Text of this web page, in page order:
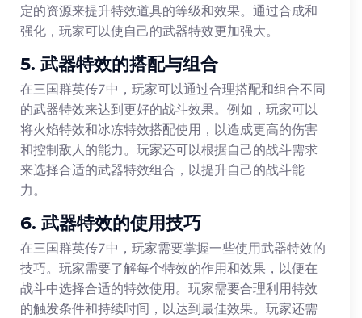
定的资源来提升特效道具的等级和效果。通过合成和
强化，玩家可以使自己的武器特效更加强大。
5. 武器特效的搭配与组合
在三国群英传7中，玩家可以通过合理搭配和组合不同
的武器特效来达到更好的战斗效果。例如，玩家可以
将火焰特效和冰冻特效搭配使用，以造成更高的伤害
和控制敌人的能力。玩家还可以根据自己的战斗需求
来选择合适的武器特效组合，以提升自己的战斗能
力。
6. 武器特效的使用技巧
在三国群英传7中，玩家需要掌握一些使用武器特效的
技巧。玩家需要了解每个特效的作用和效果，以便在
战斗中选择合适的特效使用。玩家需要合理利用特效
的触发条件和持续时间，以达到最佳效果。玩家还需